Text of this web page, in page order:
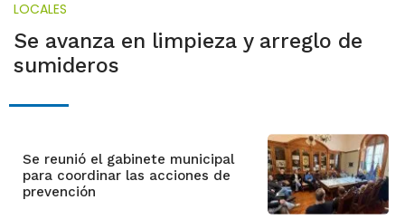
LOCALES
Se avanza en limpieza y arreglo de
sumideros
Se reunió el gabinete municipal
para coordinar las acciones de
prevención